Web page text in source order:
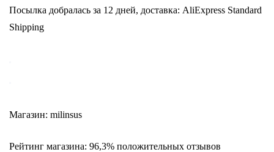
Посылка добралась за 12 дней, доставка: AliExpress Standard
Shipping
Магазин: milinsus
Рейтинг магазина: 96,3% положительных отзывов